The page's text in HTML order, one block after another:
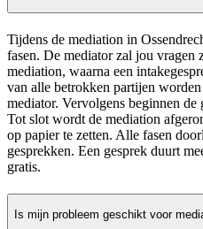
Tijdens de mediation in
fasen. De mediator zal jou vragen
mediation, waarna een
van alle betrokken partijen
mediator. Vervolgens beginnen
Tot slot wordt de mediation
op papier te zetten. Alle fasen
gesprekken. Een gesprek duurt
gratis.
Is mijn probleem geschikt voor